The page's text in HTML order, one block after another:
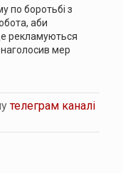
по боротьбі з
аби
рекламуються
мер
телеграм каналі